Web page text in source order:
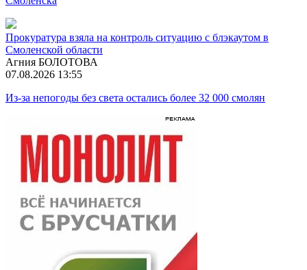
Прокуратура взяла на контроль ситуацию с блэкаутом в
Смоленской области
Агния БОЛОТОВА
07.08.2026 13:55
Из-за непогоды без света остались более 32 000 смолян